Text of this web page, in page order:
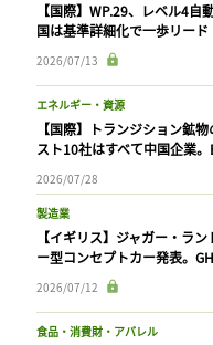
【国際】WP.29、レベル4自
国は基準詳細化で一歩リード
2026/07/13
エネルギー・資源
【国際】トランジション鉱
スト10社はすべて中国企業。
2026/07/28
製造業
【イギリス】ジャガー・ラ
ー型コンセプトカー発表。
2026/07/12
食品・消費財・アパレル